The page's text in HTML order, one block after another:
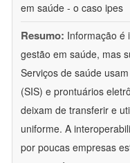
em saúde - o caso ipes
Resumo: Informação é
gestão em saúde, mas
Serviços de saúde
(SIS) e prontuários
deixam de transferir e
uniforme. A
por poucas empresas